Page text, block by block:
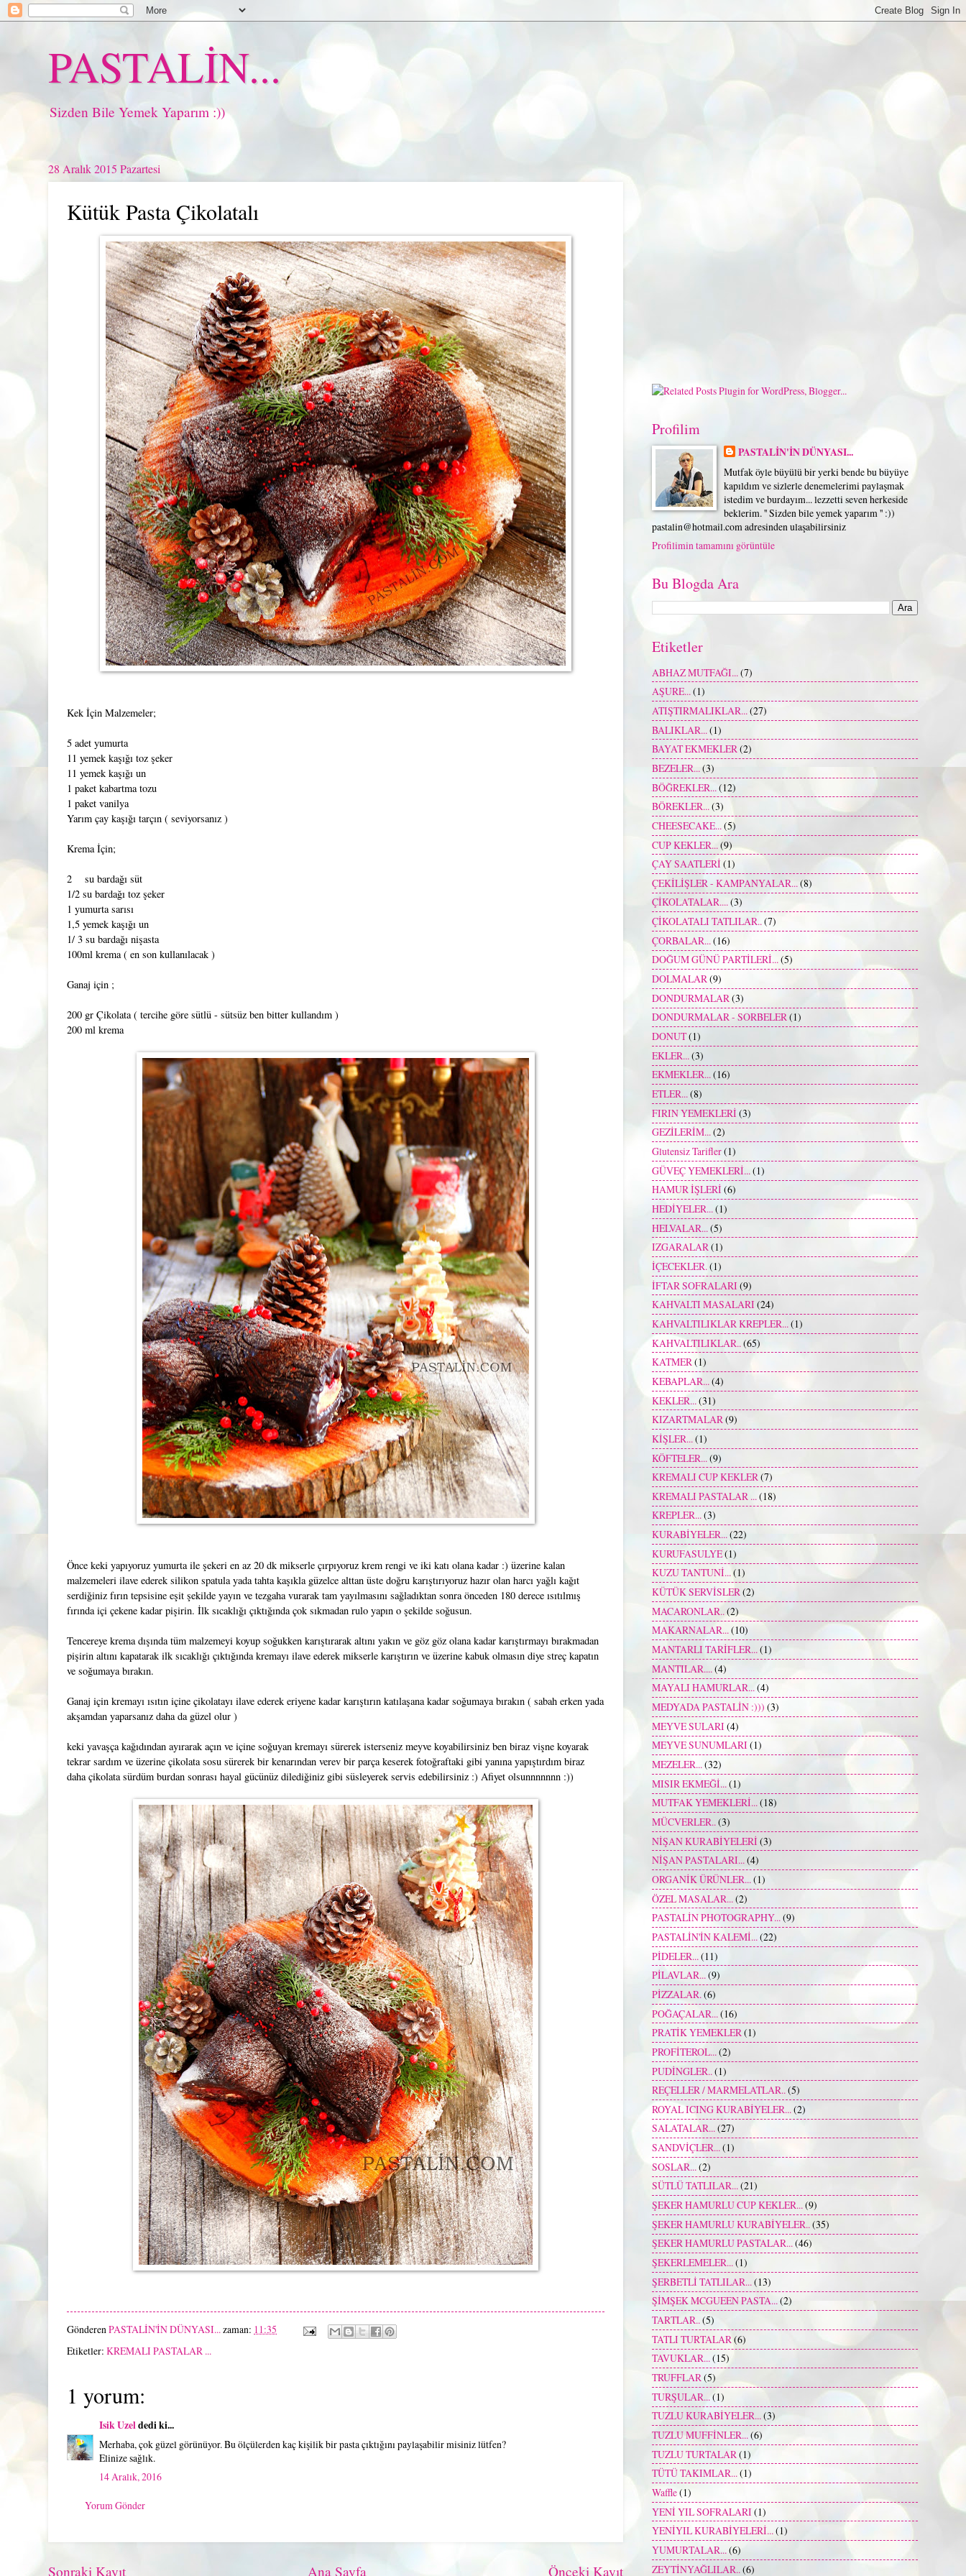
PASTALİN...
Sizden Bile Yemek Yaparım :))
28 Aralık 2015 Pazartesi
Kütük Pasta Çikolatalı
Kek İçin Malzemeler;
5 adet yumurta
11 yemek kaşığı toz şeker
11 yemek kaşığı un
1 paket kabartma tozu
1 paket vanilya
Yarım çay kaşığı tarçın ( seviyorsanız )
Krema İçin;
2 su bardağı süt
1/2 su bardağı toz şeker
1 yumurta sarısı
1,5 yemek kaşığı un
1/ 3 su bardağı nişasta
100ml krema ( en son kullanılacak )
Ganaj için ;
200 gr Çikolata ( tercihe göre sütlü - sütsüz ben bitter kullandım )
200 ml krema
Önce keki yapıyoruz yumurta ile şekeri en az 20 dk mikserle çırpıyoruz krem rengi ve iki katı olana kadar :) üzerine kalan
malzemeleri ilave ederek silikon spatula yada tahta kaşıkla güzelce alttan üste doğru karıştırıyoruz hazır olan harcı yağlı kağıt
serdiğiniz fırın tepsisine eşit şekilde yayın ve tezgaha vurarak tam yayılmasını sağladıktan sonra önceden 180 derece ısıtılmış
fırında içi çekene kadar pişirin. İlk sıcaklığı çıktığında çok sıkmadan rulo yapın o şekilde soğusun.
Tencereye krema dışında tüm malzemeyi koyup soğukken karıştırarak altını yakın ve göz göz olana kadar karıştırmayı bırakmadan
pişirin altını kapatarak ilk sıcaklığı çıktığında kremayı ilave ederek mikserle karıştırın ve üzerine kabuk olmasın diye streç kapatın
ve soğumaya bırakın.
Ganaj için kremayı ısıtın içine çikolatayı ilave ederek eriyene kadar karıştırın katılaşana kadar soğumaya bırakın ( sabah erken yada
akşamdan yaparsanız daha da güzel olur )
keki yavaşça kağıdından ayırarak açın ve içine soğuyan kremayı sürerek isterseniz meyve koyabilirsiniz ben biraz vişne koyarak
tekrar sardım ve üzerine çikolata sosu sürerek bir kenarından verev bir parça keserek fotoğraftaki gibi yanına yapıştırdım biraz
daha çikolata sürdüm burdan sonrası hayal gücünüz dilediğiniz gibi süsleyerek servis edebilirsiniz :) Afiyet olsunnnnnnn :))
GönderenPASTALİN'İN DÜNYASI...zaman: 11:35
Etiketler: KREMALI PASTALAR ...
1 yorum:
Isik Uzeldedi ki...
Merhaba, çok güzel görünüyor. Bu ölçülerden kaç kişilik bir pasta çıktığını paylaşabilir misiniz lütfen?
Elinize sağlık.
14 Aralık, 2016
Yorum Gönder
Sonraki Kayıt Önceki Kayıt
Ana Sayfa
Profilim
PASTALİN'İN DÜNYASI...
Mutfak öyle büyülü bir yerki bende bu büyüye
kapıldım ve sizlerle denemelerimi paylaşmak
istedim ve burdayım... lezzetti seven herkeside
beklerim. '' Sizden bile yemek yaparım '' :))
pastalin@hotmail.com adresinden ulaşabilirsiniz
Profilimin tamamını görüntüle
Bu Blogda Ara
Etiketler
ABHAZ MUTFAĞI... (7)
AŞURE...(1)
ATIŞTIRMALIKLAR...(27)
BALIKLAR... (1)
BAYAT EKMEKLER(2)
BEZELER...(3)
BÖĞREKLER...(12)
BÖREKLER...(3)
CHEESECAKE...(5)
CUP KEKLER...(9)
ÇAY SAATLERİ (1)
ÇEKİLİŞLER - KAMPANYALAR...(8)
ÇİKOLATALAR....(3)
ÇİKOLATALI TATLILAR..(7)
ÇORBALAR... (16)
DOĞUM GÜNÜ PARTİLERİ...(5)
DOLMALAR(9)
DONDURMALAR (3)
DONDURMALAR - SORBELER(1)
DONUT(1)
EKLER...(3)
EKMEKLER...(16)
ETLER...(8)
FIRIN YEMEKLERİ (3)
GEZİLERİM...(2)
Glutensiz Tarifler(1)
GÜVEÇ YEMEKLERİ...(1)
HAMUR İŞLERİ (6)
HEDİYELER...(1)
HELVALAR... (5)
IZGARALAR(1)
İÇECEKLER.(1)
İFTAR SOFRALARI (9)
KAHVALTI MASALARI(24)
KAHVALTILIKLAR KREPLER...(1)
KAHVALTILIKLAR.. (65)
KATMER(1)
KEBAPLAR...(4)
KEKLER... (31)
KIZARTMALAR(9)
KİŞLER...(1)
KÖFTELER... (9)
KREMALI CUP KEKLER(7)
KREMALI PASTALAR ...(18)
KREPLER...(3)
KURABİYELER...(22)
KURUFASULYE(1)
KUZU TANTUNİ...(1)
KÜTÜK SERVİSLER(2)
MACARONLAR.. (2)
MAKARNALAR...(10)
MANTARLI TARİFLER...(1)
MANTILAR.... (4)
MAYALI HAMURLAR...(4)
MEDYADA PASTALİN :))) (3)
MEYVE SULARI (4)
MEYVE SUNUMLARI (1)
MEZELER...(32)
MISIR EKMEĞİ...(1)
MUTFAK YEMEKLERİ...(18)
MÜCVERLER..(3)
NİŞAN KURABİYELERİ (3)
NİŞAN PASTALARI...(4)
ORGANİK ÜRÜNLER...(1)
ÖZEL MASALAR... (2)
PASTALİN PHOTOGRAPHY...(9)
PASTALİN'İN KALEMİ...(22)
PİDELER...(11)
PİLAVLAR...(9)
PİZZALAR.(6)
POĞAÇALAR... (16)
PRATİK YEMEKLER(1)
PROFİTEROL...(2)
PUDİNGLER.. (1)
REÇELLER / MARMELATLAR..(5)
ROYAL ICING KURABİYELER...(2)
SALATALAR...(27)
SANDVİÇLER...(1)
SOSLAR... (2)
SÜTLÜ TATLILAR...(21)
ŞEKER HAMURLU CUP KEKLER...(9)
ŞEKER HAMURLU KURABİYELER.. (35)
ŞEKER HAMURLU PASTALAR...(46)
ŞEKERLEMELER...(1)
ŞERBETLİ TATLILAR... (13)
ŞİMŞEK MCGUEEN PASTA...(2)
TARTLAR..(5)
TATLI TURTALAR (6)
TAVUKLAR...(15)
TRUFFLAR(5)
TURŞULAR... (1)
TUZLU KURABİYELER...(3)
TUZLU MUFFİNLER...(6)
TUZLU TURTALAR (1)
TÜTÜ TAKIMLAR...(1)
Waffle(1)
YENİ YIL SOFRALARI(1)
YENİYIL KURABİYELERİ...(1)
YUMURTALAR...(6)
ZEYTİNYAĞLILAR.. (6)